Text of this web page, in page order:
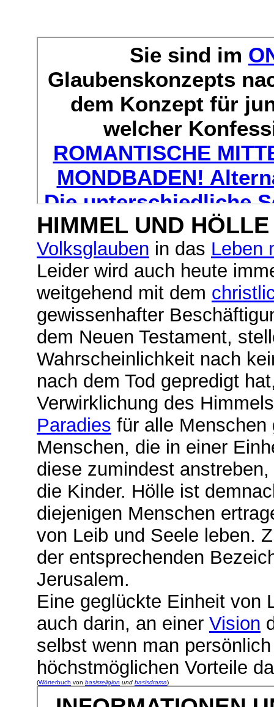
HIMMEL UND HÖLLE
Volksglauben in das Leben
Leider wird auch heute
weitgehend mit dem
gewissenhafter
dem Neuen Testament,
Wahrscheinlichkeit nach
nach dem Tod gepredigt
Verwirklichung des
Paradies für alle Menschen
Menschen, die in einer
diese zumindest
die Kinder. Hölle ist
diejenigen Menschen
von Leib und Seele leben.
der entsprechenden
Jerusalem.
Eine geglückte Einheit von
auch darin, an einer Vision
selbst wenn man
höchstmöglichen Vorteile
(Wörterbuch von basisreligion und basisdrama)